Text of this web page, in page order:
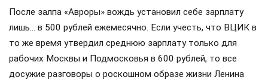
После залпа «Авроры» вождь установил себе зарплату
лишь… в 500 рублей ежемесячно. Если учесть, что ВЦИК в
то же время утвердил среднюю зарплату только для
рабочих Москвы и Подмосковья в 600 рублей, то все
досужие разговоры о роскошном образе жизни Ленина